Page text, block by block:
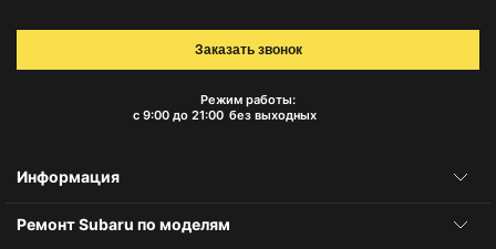
Режим работы:
с 9:00 до 21:00 без выходных
Заказать звонок
Информация
Ремонт Subaru по моделям